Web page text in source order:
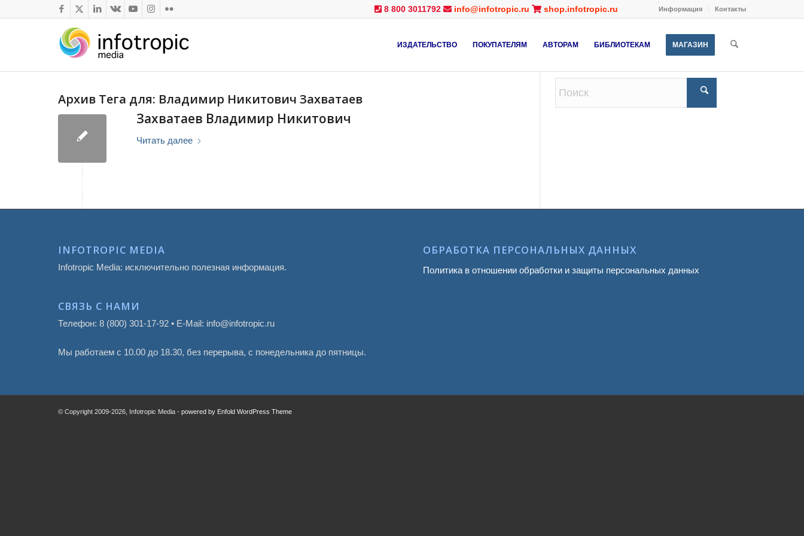
Информация Контакты
8 800 3011792 info@infotropic.ru shop.infotropic.ru
ИЗДАТЕЛЬСТВО ПОКУПАТЕЛЯМ АВТОРАМ БИБЛИОТЕКАМ МАГАЗИН
Архив Тега для: Владимир Никитович Захватаев
Захватаев Владимир Никитович
Читать далее
INFOTROPIC MEDIA
Infotropic Media: исключительно полезная информация.
СВЯЗЬ С НАМИ
Телефон: 8 (800) 301-17-92 • E-Mail: info@infotropic.ru
Мы работаем с 10.00 до 18.30, без перерыва, с понедельника до пятницы.
ОБРАБОТКА ПЕРСОНАЛЬНЫХ ДАННЫХ
Политика в отношении обработки и защиты персональных данных
© Copyright 2009-2026, Infotropic Media - powered by Enfold WordPress Theme